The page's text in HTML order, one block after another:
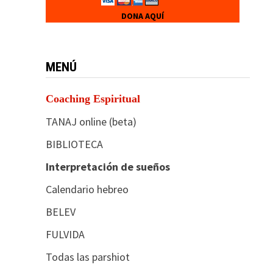
DONA AQUÍ
MENÚ
Coaching Espiritual
TANAJ online (beta)
BIBLIOTECA
Interpretación de sueños
Calendario hebreo
BELEV
FULVIDA
Todas las parshiot